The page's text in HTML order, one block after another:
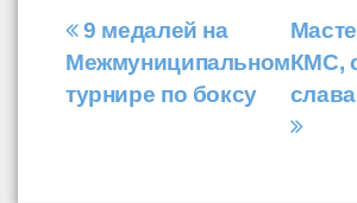
Навигация
по
КМС,
9 медалей на
Межмуниципальном
турнире по боксу